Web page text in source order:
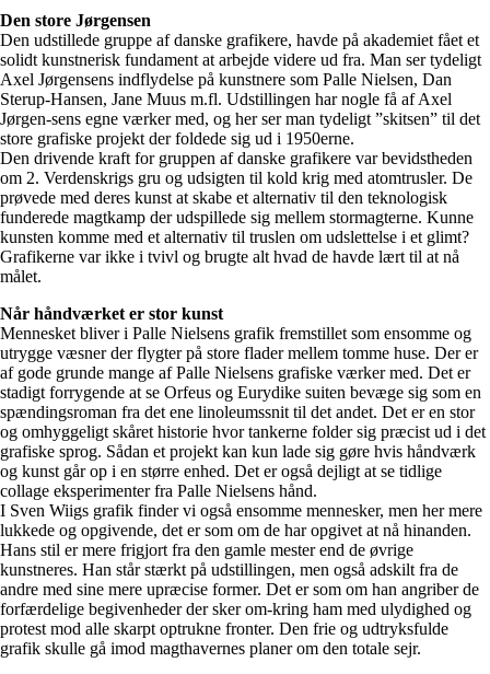
Den store Jørgensen
Den udstillede gruppe af danske grafikere, havde på akademiet fået et
solidt kunstnerisk fundament at arbejde videre ud fra. Man ser tydeligt
Axel Jørgensens indflydelse på kunstnere som Palle Nielsen, Dan
Sterup-Hansen, Jane Muus m.fl. Udstillingen har nogle få af Axel
Jørgen-sens egne værker med, og her ser man tydeligt ”skitsen” til det
store grafiske projekt der foldede sig ud i 1950erne.
Den drivende kraft for gruppen af danske grafikere var bevidstheden
om 2. Verdenskrigs gru og udsigten til kold krig med atomtrusler. De
prøvede med deres kunst at skabe et alternativ til den teknologisk
funderede magtkamp der udspillede sig mellem stormagterne. Kunne
kunsten komme med et alternativ til truslen om udslettelse i et glimt?
Grafikerne var ikke i tvivl og brugte alt hvad de havde lært til at nå
målet.
Når håndværket er stor kunst
Mennesket bliver i Palle Nielsens grafik fremstillet som ensomme og
utrygge væsner der flygter på store flader mellem tomme huse. Der er
af gode grunde mange af Palle Nielsens grafiske værker med. Det er
stadigt forrygende at se Orfeus og Eurydike suiten bevæge sig som en
spændingsroman fra det ene linoleumssnit til det andet. Det er en stor
og omhyggeligt skåret historie hvor tankerne folder sig præcist ud i det
grafiske sprog. Sådan et projekt kan kun lade sig gøre hvis håndværk
og kunst går op i en større enhed. Det er også dejligt at se tidlige
collage eksperimenter fra Palle Nielsens hånd.
I Sven Wiigs grafik finder vi også ensomme mennesker, men her mere
lukkede og opgivende, det er som om de har opgivet at nå hinanden.
Hans stil er mere frigjort fra den gamle mester end de øvrige
kunstneres. Han står stærkt på udstillingen, men også adskilt fra de
andre med sine mere upræcise former. Det er som om han angriber de
forfærdelige begivenheder der sker om-kring ham med ulydighed og
protest mod alle skarpt optrukne fronter. Den frie og udtryksfulde
grafik skulle gå imod magthavernes planer om den totale sejr.